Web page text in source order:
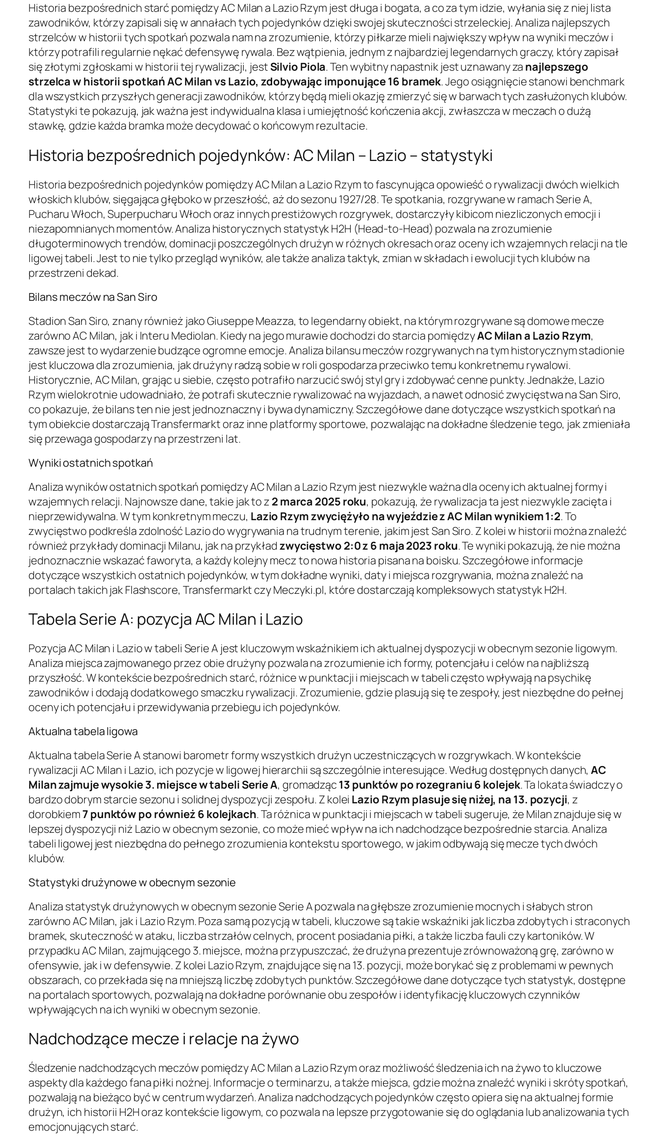
Historia bezpośrednich starć pomiędzy AC Milan a Lazio Rzym jest długa i bogata, a co za tym idzie, wyłania się z niej lista
zawodników, którzy zapisali się w annałach tych pojedynków dzięki swojej skuteczności strzeleckiej. Analiza najlepszych
strzelców w historii tych spotkań pozwala nam na zrozumienie, którzy piłkarze mieli największy wpływ na wyniki meczów i
którzy potrafili regularnie nękać defensywę rywala. Bez wątpienia, jednym z najbardziej legendarnych graczy, który zapisał
się złotymi zgłoskami w historii tej rywalizacji, jest Silvio Piola. Ten wybitny napastnik jest uznawany za najlepszego
strzelca w historii spotkań AC Milan vs Lazio, zdobywając imponujące 16 bramek. Jego osiągnięcie stanowi benchmark
dla wszystkich przyszłych generacji zawodników, którzy będą mieli okazję zmierzyć się w barwach tych zasłużonych klubów.
Statystyki te pokazują, jak ważna jest indywidualna klasa i umiejętność kończenia akcji, zwłaszcza w meczach o dużą
stawkę, gdzie każda bramka może decydować o końcowym rezultacie.
Historia bezpośrednich pojedynków: AC Milan – Lazio – statystyki
Historia bezpośrednich pojedynków pomiędzy AC Milan a Lazio Rzym to fascynująca opowieść o rywalizacji dwóch wielkich
włoskich klubów, sięgająca głęboko w przeszłość, aż do sezonu 1927/28. Te spotkania, rozgrywane w ramach Serie A,
Pucharu Włoch, Superpucharu Włoch oraz innych prestiżowych rozgrywek, dostarczyły kibicom niezliczonych emocji i
niezapomnianych momentów. Analiza historycznych statystyk H2H (Head-to-Head) pozwala na zrozumienie
długoterminowych trendów, dominacji poszczególnych drużyn w różnych okresach oraz oceny ich wzajemnych relacji na tle
ligowej tabeli. Jest to nie tylko przegląd wyników, ale także analiza taktyk, zmian w składach i ewolucji tych klubów na
przestrzeni dekad.
Bilans meczów na San Siro
Stadion San Siro, znany również jako Giuseppe Meazza, to legendarny obiekt, na którym rozgrywane są domowe mecze
zarówno AC Milan, jak i Interu Mediolan. Kiedy na jego murawie dochodzi do starcia pomiędzyAC Milan a Lazio Rzym,
zawsze jest to wydarzenie budzące ogromne emocje. Analiza bilansu meczów rozgrywanych na tym historycznym stadionie
jest kluczowa dla zrozumienia, jak drużyny radzą sobie w roli gospodarza przeciwko temu konkretnemu rywalowi.
Historycznie, AC Milan, grając u siebie, często potrafiło narzucić swój styl gry i zdobywać cenne punkty. Jednakże, Lazio
Rzym wielokrotnie udowadniało, że potrafi skutecznie rywalizować na wyjazdach, a nawet odnosić zwycięstwa na San Siro,
co pokazuje, że bilans ten nie jest jednoznaczny i bywa dynamiczny. Szczegółowe dane dotyczące wszystkich spotkań na
tym obiekcie dostarczają Transfermarkt oraz inne platformy sportowe, pozwalając na dokładne śledzenie tego, jak zmieniała
się przewaga gospodarzy na przestrzeni lat.
Wyniki ostatnich spotkań
Analiza wyników ostatnich spotkań pomiędzy AC Milan a Lazio Rzym jest niezwykle ważna dla oceny ich aktualnej formy i
wzajemnych relacji. Najnowsze dane, takie jak to z 2 marca 2025 roku, pokazują, że rywalizacja ta jest niezwykle zacięta i
nieprzewidywalna. W tym konkretnym meczu, Lazio Rzym zwyciężyło na wyjeździe z AC Milan wynikiem 1:2. To
zwycięstwo podkreśla zdolność Lazio do wygrywania na trudnym terenie, jakim jest San Siro. Z kolei w historii można znaleźć
również przykłady dominacji Milanu, jak na przykładzwycięstwo 2:0 z 6 maja 2023 roku. Te wyniki pokazują, że nie można
jednoznacznie wskazać faworyta, a każdy kolejny mecz to nowa historia pisana na boisku. Szczegółowe informacje
dotyczące wszystkich ostatnich pojedynków, w tym dokładne wyniki, daty i miejsca rozgrywania, można znaleźć na
portalach takich jak Flashscore, Transfermarkt czy Meczyki.pl, które dostarczają kompleksowych statystyk H2H.
Tabela Serie A: pozycja AC Milan i Lazio
Pozycja AC Milan i Lazio w tabeli Serie A jest kluczowym wskaźnikiem ich aktualnej dyspozycji w obecnym sezonie ligowym.
Analiza miejsca zajmowanego przez obie drużyny pozwala na zrozumienie ich formy, potencjału i celów na najbliższą
przyszłość. W kontekście bezpośrednich starć, różnice w punktacji i miejscach w tabeli często wpływają na psychikę
zawodników i dodają dodatkowego smaczku rywalizacji. Zrozumienie, gdzie plasują się te zespoły, jest niezbędne do pełnej
oceny ich potencjału i przewidywania przebiegu ich pojedynków.
Aktualna tabela ligowa
Aktualna tabela Serie A stanowi barometr formy wszystkich drużyn uczestniczących w rozgrywkach. W kontekście
rywalizacji AC Milan i Lazio, ich pozycje w ligowej hierarchii są szczególnie interesujące. Według dostępnych danych,AC
Milan zajmuje wysokie 3. miejsce w tabeli Serie A, gromadząc 13 punktów po rozegraniu 6 kolejek. Ta lokata świadczy o
bardzo dobrym starcie sezonu i solidnej dyspozycji zespołu. Z kolei Lazio Rzym plasuje się niżej, na 13. pozycji, z
dorobkiem7 punktów po również 6 kolejkach. Ta różnica w punktacji i miejscach w tabeli sugeruje, że Milan znajduje się w
lepszej dyspozycji niż Lazio w obecnym sezonie, co może mieć wpływ na ich nadchodzące bezpośrednie starcia. Analiza
tabeli ligowej jest niezbędna do pełnego zrozumienia kontekstu sportowego, w jakim odbywają się mecze tych dwóch
klubów.
Statystyki drużynowe w obecnym sezonie
Analiza statystyk drużynowych w obecnym sezonie Serie A pozwala na głębsze zrozumienie mocnych i słabych stron
zarówno AC Milan, jak i Lazio Rzym. Poza samą pozycją w tabeli, kluczowe są takie wskaźniki jak liczba zdobytych i straconych
bramek, skuteczność w ataku, liczba strzałów celnych, procent posiadania piłki, a także liczba fauli czy kartoników. W
przypadku AC Milan, zajmującego 3. miejsce, można przypuszczać, że drużyna prezentuje zrównoważoną grę, zarówno w
ofensywie, jak i w defensywie. Z kolei Lazio Rzym, znajdujące się na 13. pozycji, może borykać się z problemami w pewnych
obszarach, co przekłada się na mniejszą liczbę zdobytych punktów. Szczegółowe dane dotyczące tych statystyk, dostępne
na portalach sportowych, pozwalają na dokładne porównanie obu zespołów i identyfikację kluczowych czynników
wpływających na ich wyniki w obecnym sezonie.
Nadchodzące mecze i relacje na żywo
Śledzenie nadchodzących meczów pomiędzy AC Milan a Lazio Rzym oraz możliwość śledzenia ich na żywo to kluczowe
aspekty dla każdego fana piłki nożnej. Informacje o terminarzu, a także miejsca, gdzie można znaleźć wyniki i skróty spotkań,
pozwalają na bieżąco być w centrum wydarzeń. Analiza nadchodzących pojedynków często opiera się na aktualnej formie
drużyn, ich historii H2H oraz kontekście ligowym, co pozwala na lepsze przygotowanie się do oglądania lub analizowania tych
emocjonujących starć.